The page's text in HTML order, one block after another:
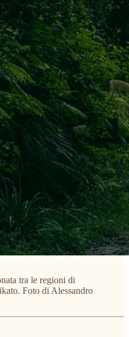
tra le regioni di
Foto di Alessandro